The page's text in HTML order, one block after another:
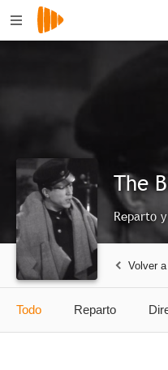
Reparto
Volver
Todo Reparto